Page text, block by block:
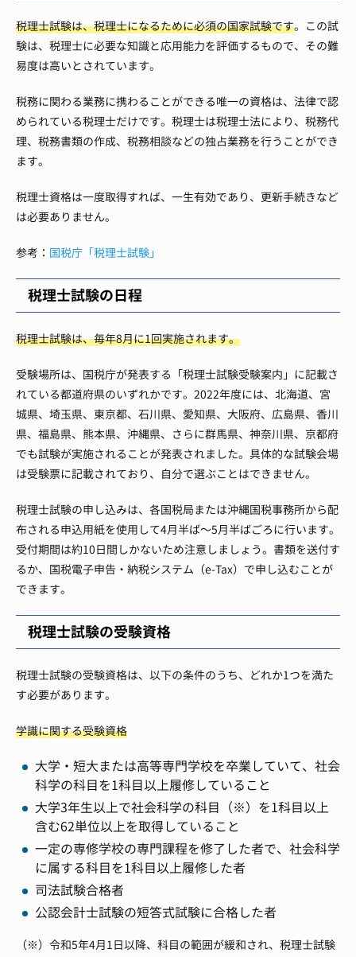
税理士試験は、税理士になるために必須の国家試験です。この試
験は、税理士に必要な知識と応用能力を評価するもので、その難
易度は高いとされています。
税務に関わる業務に携わることができる唯一の資格は、法律で認
められている税理士だけです。税理士は税理士法により、税務代
理、税務書類の作成、税務相談などの独占業務を行うことができ
ます。
税理士資格は一度取得すれば、一生有効であり、更新手続きなど
は必要ありません。
参考： 国税庁「税理士試験」
税理士試験の日程
税理士試験は、毎年8月に1回実施されます。
受験場所は、国税庁が発表する「税理士試験受験案内」に記載さ
れている都道府県のいずれかです。2022年度には、北海道、宮
城県、埼玉県、東京都、石川県、愛知県、大阪府、広島県、香川
県、福島県、熊本県、沖縄県、さらに群馬県、神奈川県、京都府
でも試験が実施されることが発表されました。具体的な試験会場
は受験票に記載されており、自分で選ぶことはできません。
税理士試験の申し込みは、各国税局または沖縄国税事務所から配
布される申込用紙を使用して4月半ば〜5月半ばごろに行います。
受付期間は約10日間しかないため注意しましょう。書類を送付す
るか、国税電子申告・納税システム（e-Tax）​​で申し込むことが
できます。
税理士試験の受験資格
税理士試験の受験資格は、以下の条件のうち、どれか1つを満た
す必要があります。
学識に関する受験資格
大学・短大または高等専門学校を卒業していて、社会
科学の科目を1科目以上履修していること
大学3年生以上で社会科学の科目（※）を1科目以上
含む62単位以上を取得していること
一定の専修学校の専門課程を修了した者で、社会科学
に属する科目を1科目以上履修した者
司法試験合格者
公認会計士試験の短答式試験に合格した者
（※）令和5年4月1日以降、科目の範囲が緩和され、税理士試験